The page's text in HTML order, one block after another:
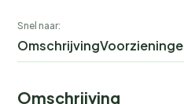
Snel naar:
Omschrijving
Omschrijving